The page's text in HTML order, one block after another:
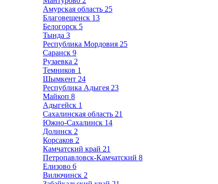
Амурская область 25
Благовещенск 13
Белогорск 5
Тында 3
Республика Мордовия 25
Саранск 9
Рузаевка 2
Темников 1
Шымкент 24
Республика Адыгея 23
Майкоп 8
Адыгейск 1
Сахалинская область 21
Южно-Сахалинск 14
Долинск 2
Корсаков 2
Камчатский край 21
Петропавловск-Камчатский 8
Елизово 6
Вилючинск 2